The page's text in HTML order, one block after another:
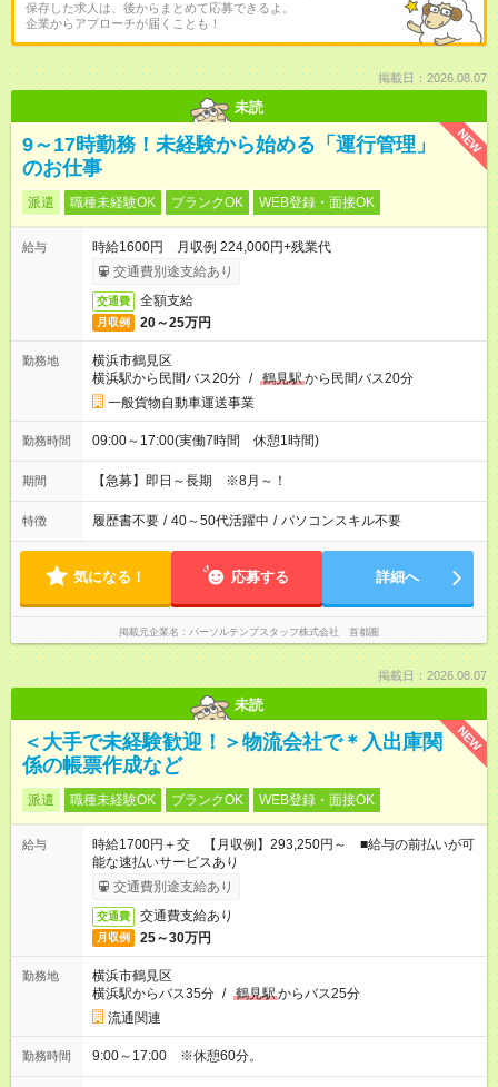
保存した求人は、後からまとめて応募できるよ。
企業からアプローチが届くことも！
掲載日：2026.08.07
未読
NEW
9～17時勤務！未経験から始める「運行管理」
のお仕事
派遣 職種未経験OK ブランクOK WEB登録・面接OK
給与
時給1600円 月収例 224,000円+残業代
交通費別途支給あり
交通費 全額支給
月収例 20～25万円
勤務地
横浜市鶴見区
横浜駅から民間バス20分 / 鶴見駅から民間バス20分
一般貨物自動車運送事業
勤務時間 09:00～17:00(実働7時間 休憩1時間)
期間 【急募】即日～長期 ※8月～！
特徴 履歴書不要 / 40～50代活躍中 / パソコンスキル不要
気になる！ 応募する 詳細へ
掲載元企業名 パーソルテンプスタッフ株式会社 首都圏
掲載日：2026.08.07
未読
NEW
＜大手で未経験歓迎！＞物流会社で＊入出庫関
係の帳票作成など
派遣 職種未経験OK ブランクOK WEB登録・面接OK
給与
時給1700円＋交 【月収例】293,250円～ ■給与の前払いが可
能な速払いサービスあり
交通費別途支給あり
交通費 交通費支給あり
月収例 25～30万円
勤務地
横浜市鶴見区
横浜駅からバス35分 / 鶴見駅からバス25分
流通関連
勤務時間 9:00～17:00 ※休憩60分。